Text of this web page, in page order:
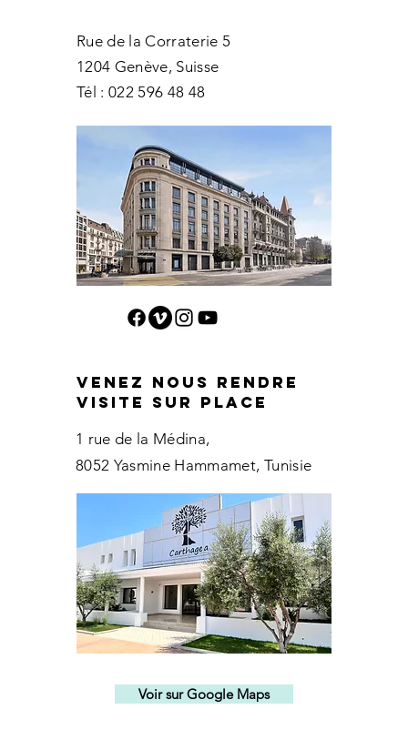
Rue de la Corraterie 5
1204 Genève, Suisse
Tél :022 596 48 48
contact@carthagea.com
Venez nous rendre
visite sur place
1 rue de la Médina,
8052 Yasmine Hammamet, Tunisie
Voir sur Google Maps